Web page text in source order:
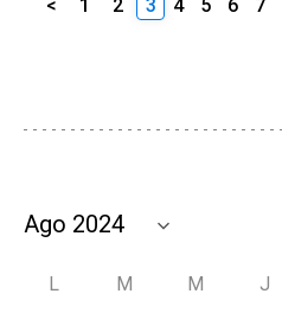
< 1 2 3 4 5 6 7
L M M J